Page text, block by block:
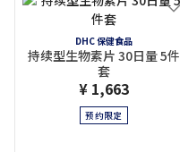
DHC 保健食品
持续型生物素片 30日量 5件
套
¥ 1,663
预约限定